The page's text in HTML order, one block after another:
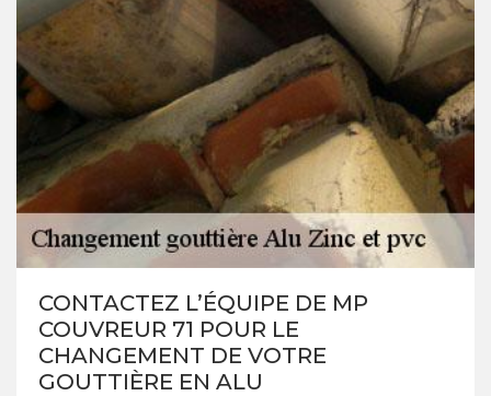
CONTACTEZ L’ÉQUIPE DE MP
COUVREUR 71 POUR LE
CHANGEMENT DE VOTRE
GOUTTIÈRE EN ALU